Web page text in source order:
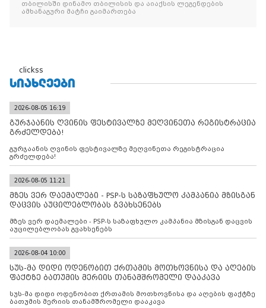
თბილისში დინამო თბილისის და აიაქსის ლეგენდების
ამხანაგური მატჩი გაიმართება
clickss
ᲡᲘᲐᲮᲚᲔᲔᲑᲘ
2026-08-05 16:19
გურჯაანის ღვინის ფესტივალზე მეღვინეთა რეგისტრაცია
გრძელდება!
გურჯაანის ღვინის ფესტივალზე მეღვინეთა რეგისტრაცია
გრძელდება!
2026-08-05 11:21
მზეს ვერ დაემალები - PSP-ს საზაფხულო კამპანია მზისგან
დაცვის აუცილებლობას გვახსენებს
მზეს ვერ დაემალები - PSP-ს საზაფხულო კამპანია მზისგან დაცვის
აუცილებლობას გვახსენებს
2026-08-04 10:00
სუს-მა დიდი ოდენობით ქრთამის მოთხოვნისა და აღების
ფაქტზე ბათუმის მერიის თანამშრომელი დააკავა
სუს-მა დიდი ოდენობით ქრთამის მოთხოვნისა და აღების ფაქტზე
ბათუმის მერიის თანამშრომელი დააკავა